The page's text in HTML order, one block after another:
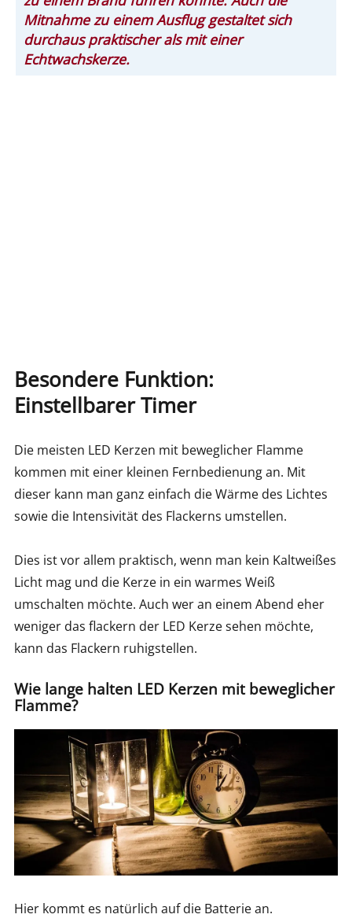
Mitnahme zu einem Ausflug gestaltet sich
durchaus praktischer als mit einer
Echtwachskerze.
Besondere Funktion:
Einstellbarer Timer
Die meisten LED Kerzen mit beweglicher Flamme
kommen mit einer kleinen Fernbedienung an. Mit
dieser kann man ganz einfach die Wärme des Lichtes
sowie die Intensivität des Flackerns umstellen.
Dies ist vor allem praktisch, wenn man kein Kaltweißes
Licht mag und die Kerze in ein warmes Weiß
umschalten möchte. Auch wer an einem Abend eher
weniger das flackern der LED Kerze sehen möchte,
kann das Flackern ruhigstellen.
Wie lange halten LED Kerzen mit beweglicher
Flamme?
Hier kommt es natürlich auf die Batterie an.